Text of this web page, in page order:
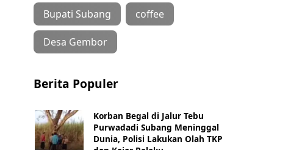
Bupati Subang coffee
Desa Gembor
Berita Populer
Korban Begal di Jalur Tebu
Purwadadi Subang Meninggal
Dunia, Polisi Lakukan Olah TKP